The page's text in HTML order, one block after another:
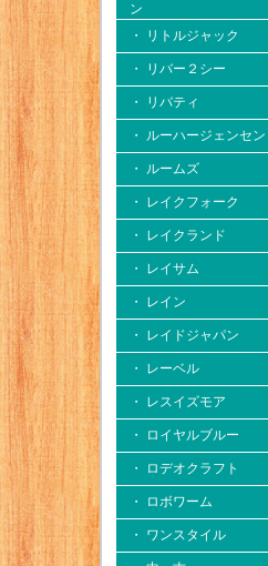
ン
・ リトルジャック
・ リバー２シー
・ リバティ
・ ルーハージェンセン
・ ルームズ
・ レイクフォーク
・ レイクランド
・ レイサム
・ レイン
・ レイドジャパン
・ レーベル
・ レスイズモア
・ ロイヤルブルー
・ ロデオクラフト
・ ロボワーム
・ ワンスタイル